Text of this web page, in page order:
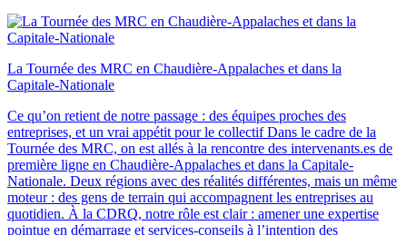
La Tournée des MRC en Chaudière‑Appalaches et dans la
Capitale‑Nationale
Ce qu’on retient de notre passage : des équipes proches des
entreprises, et un vrai appétit pour le collectif Dans le cadre de la
Tournée des MRC, on est allés à la rencontre des intervenants.es de
première ligne en Chaudière-Appalaches et dans la Capitale-
Nationale. Deux régions avec des réalités différentes, mais un même
moteur : des gens de terrain qui accompagnent les entreprises au
quotidien. À la CDRQ, notre rôle est clair : amener une expertise
pointue en démarrage et services-conseils à l’intention des